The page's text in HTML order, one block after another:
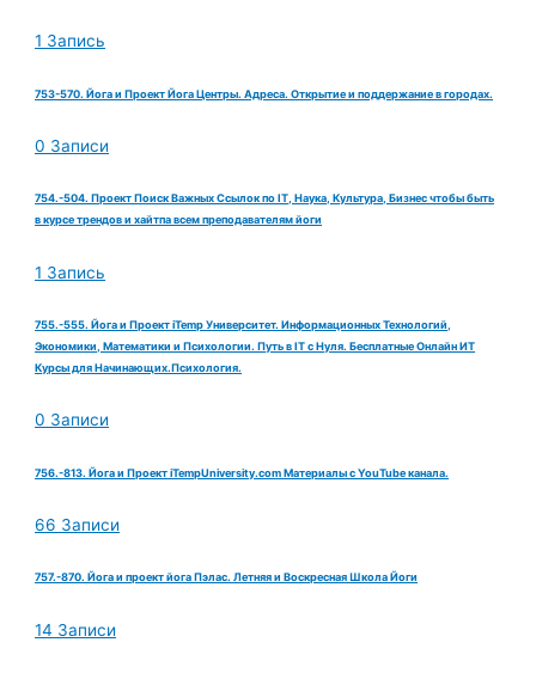
1 Запись
753-570. Йога и Проект Йога Центры. Адреса. Открытие и поддержание в городах.
0 Записи
754.-504. Проект Поиск Важных Ссылок по IT, Наука, Культура, Бизнес чтобы быть
в курсе трендов и хайтпа всем преподавателям йоги
1 Запись
755.-555. Йога и Проект iTemp Университет. Информационных Технологий,
Экономики, Математики и Психологии. Путь в IT с Нуля. Бесплатные Онлайн ИТ
Курсы для Начинающих.Психология.
0 Записи
756.-813. Йога и Проект iTempUniversity.com Материалы с YouTube канала.
66 Записи
757.-870. Йога и проект йога Пэлас. Летняя и Воскресная Школа Йоги
14 Записи